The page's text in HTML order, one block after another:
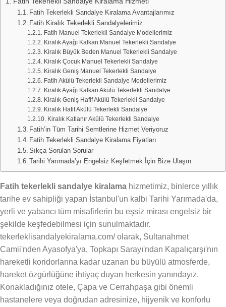
Fatih Tekerlekli Sandalye Kiralama Avantajlarımız
Fatih Kiralık Tekerlekli Sandalyelerimiz
Fatih Manuel Tekerlekli Sandalye Modellerimiz
Kiralık Ayağı Kalkan Manuel Tekerlekli Sandalye
Kiralık Büyük Beden Manuel Tekerlekli Sandalye
Kiralık Çocuk Manuel Tekerlekli Sandalye
Kiralık Geniş Manuel Tekerlekli Sandalye
Fatih Akülü Tekerlekli Sandalye Modellerimiz
Kiralık Ayağı Kalkan Akülü Tekerlekli Sandalye
Kiralık Geniş Hafif Akülü Tekerlekli Sandalye
Kiralık Hafif Akülü Tekerlekli Sandalye
Kiralık Katlanır Akülü Tekerlekli Sandalye
Fatih’in Tüm Tarihi Semtlerine Hizmet Veriyoruz
Fatih Tekerlekli Sandalye Kiralama Fiyatları
Sıkça Sorulan Sorular
Tarihi Yarımada’yı Engelsiz Keşfetmek İçin Bize Ulaşın
Fatih tekerlekli sandalye kiralama hizmetimiz, binlerce yıllık
tarihe ev sahipliği yapan İstanbul'un kalbi Tarihi Yarımada'da,
yerli ve yabancı tüm misafirlerin bu eşsiz mirası engelsiz bir
şekilde keşfedebilmesi için sunulmaktadır.
tekerleklisandalyekiralama.com/ olarak, Sultanahmet
Camii'nden Ayasofya'ya, Topkapı Sarayı'ndan Kapalıçarşı'nın
hareketli koridorlarına kadar uzanan bu büyülü atmosferde,
hareket özgürlüğüne ihtiyaç duyan herkesin yanındayız.
Konakladığınız otele, Çapa ve Cerrahpaşa gibi önemli
hastanelere veya doğrudan adresinize, hijyenik ve konforlu